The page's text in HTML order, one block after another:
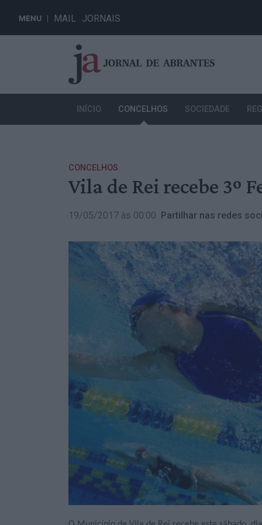
MENU MAIL JORNAIS
INÍCIO CONCELHOS SOCIEDADE
CONCELHOS
Vila de Rei recebe 3º
19/05/2017 às 00:00 Partilhar nas redes